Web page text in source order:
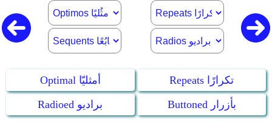
Optimal أمثليّا
Repeats تكرارًا
Radioed براديو
Buttoned بأزرار